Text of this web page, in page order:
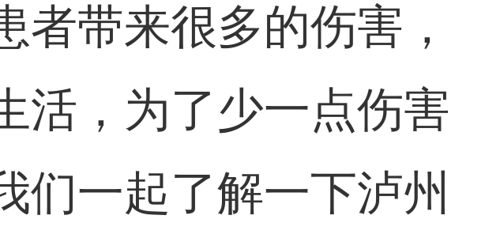
者带来很多的伤害，
活，为了少一点伤害
们一起了解一下泸州